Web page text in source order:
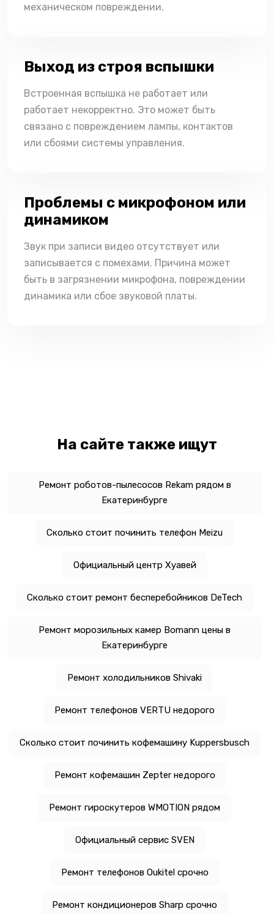
механическом повреждении.
Выход из строя вспышки
Встроенная вспышка не работает или
работает некорректно. Это может быть
связано с повреждением лампы, контактов
или сбоями системы управления.
Проблемы с микрофоном или
динамиком
Звук при записи видео отсутствует или
записывается с помехами. Причина может
быть в загрязнении микрофона, повреждении
динамика или сбое звуковой платы.
На сайте также ищут
Ремонт роботов-пылесосов Rekam рядом в
Екатеринбурге
Сколько стоит починить телефон Meizu
Официальный центр Хуавей
Сколько стоит ремонт бесперебойников DeTech
Ремонт морозильных камер Bomann цены в
Екатеринбурге
Ремонт холодильников Shivaki
Ремонт телефонов VERTU недорого
Сколько стоит починить кофемашину Kuppersbusch
Ремонт кофемашин Zepter недорого
Ремонт гироскутеров WMOTION рядом
Официальный сервис SVEN
Ремонт телефонов Oukitel срочно
Ремонт кондиционеров Sharp срочно